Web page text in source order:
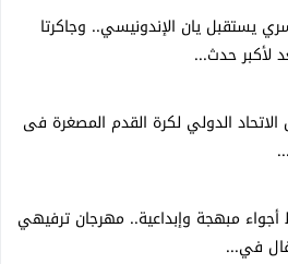
يستقبل يان الإندونيسي.. وجاكرتا
لأكبر حدث...
الدولي لكرة القدم المصغرة فى
مبهجة وإبداعية.. مهرجان ترفيهي
في...